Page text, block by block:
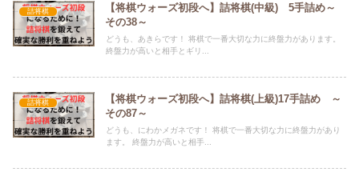
詰将棋
【将棋ウォーズ初段へ】詰将棋(中級) 5手詰め～
その38～
どうも、あきらです！ 将棋で一番大切な力に終盤力があります。
終盤力が高いと相手とギリ...
詰将棋
【将棋ウォーズ初段へ】詰将棋(上級)17手詰め ～
その87～
どうも、にわかメガネです！ 将棋で一番大切な力に終盤力があり
ます。 終盤力が高いと相手...